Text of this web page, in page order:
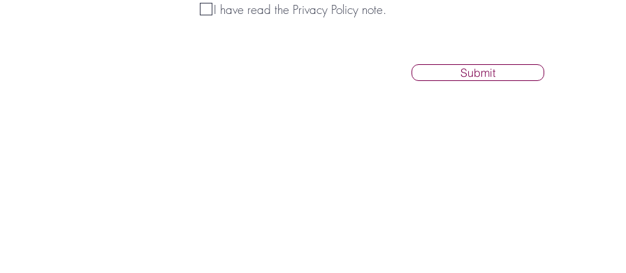
I have read the Privacy Policy note.
Submit